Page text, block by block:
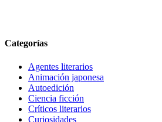
Categorías
Agentes literarios
Animación japonesa
Autoedición
Ciencia ficción
Críticos literarios
Curiosidades